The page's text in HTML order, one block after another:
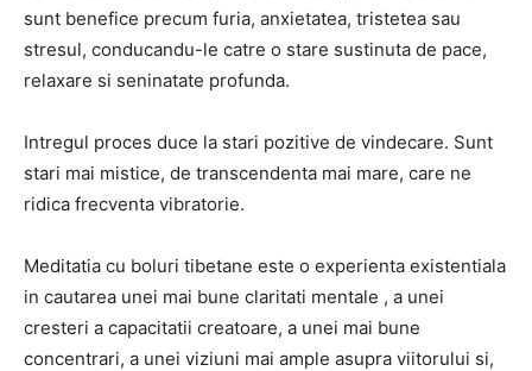
sunt benefice precum furia, anxietatea, tristetea sau
stresul, conducandu-le catre o stare sustinuta de pace,
relaxare si seninatate profunda.
Intregul proces duce la stari pozitive de vindecare. Sunt
stari mai mistice, de transcendenta mai mare, care ne
ridica frecventa vibratorie.
Meditatia cu boluri tibetane este o experienta existentiala
in cautarea unei mai bune claritati mentale , a unei
cresteri a capacitatii creatoare, a unei mai bune
concentrari, a unei viziuni mai ample asupra viitorului si,